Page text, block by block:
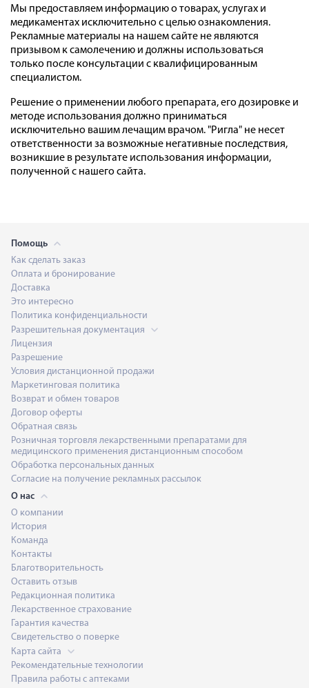
Мы предоставляем информацию о товарах, услугах и
медикаментах исключительно с целью ознакомления.
Рекламные материалы на нашем сайте не являются
призывом к самолечению и должны использоваться
только после консультации с квалифицированным
специалистом.
Решение о применении любого препарата, его дозировке и
методе использования должно приниматься
исключительно вашим лечащим врачом. "Ригла" не несет
ответственности за возможные негативные последствия,
возникшие в результате использования информации,
полученной с нашего сайта.
Помощь
Как сделать заказ
Оплата и бронирование
Доставка
Это интересно
Политика конфиденциальности
Разрешительная документация
Лицензия
Разрешение
Условия дистанционной продажи
Маркетинговая политика
Возврат и обмен товаров
Договор оферты
Обратная связь
Розничная торговля лекарственными препаратами для
медицинского применения дистанционным способом
Обработка персональных данных
Согласие на получение рекламных рассылок
О нас
О компании
История
Команда
Контакты
Благотворительность
Оставить отзыв
Редакционная политика
Лекарственное страхование
Гарантия качества
Свидетельство о поверке
Карта сайта
Рекомендательные технологии
Правила работы с аптеками